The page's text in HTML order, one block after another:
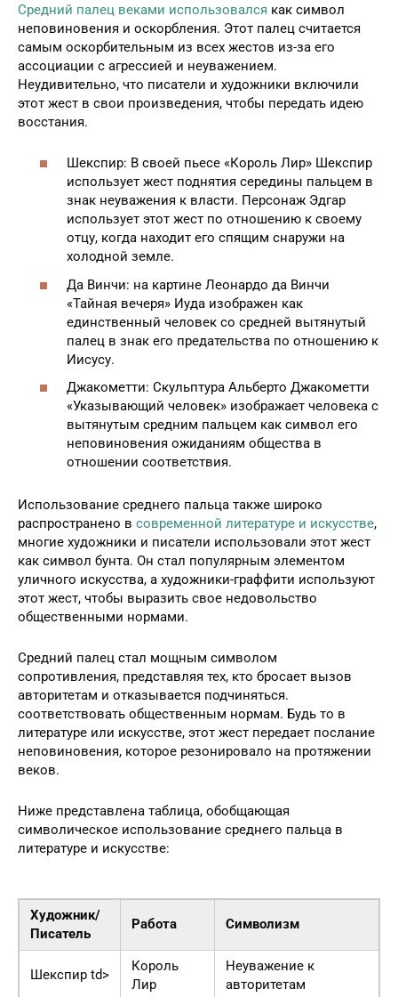
Средний палец веками использовался как символ
неповиновения и оскорбления. Этот палец считается
самым оскорбительным из всех жестов из-за его
ассоциации с агрессией и неуважением.
Неудивительно, что писатели и художники включили
этот жест в свои произведения, чтобы передать идею
восстания.
Шекспир: В своей пьесе «Король Лир» Шекспир
использует жест поднятия середины пальцем в
знак неуважения к власти. Персонаж Эдгар
использует этот жест по отношению к своему
отцу, когда находит его спящим снаружи на
холодной земле.
Да Винчи: на картине Леонардо да Винчи
«Тайная вечеря» Иуда изображен как
единственный человек со средней вытянутый
палец в знак его предательства по отношению к
Иисусу.
Джакометти: Скульптура Альберто Джакометти
«Указывающий человек» изображает человека с
вытянутым средним пальцем как символ его
неповиновения ожиданиям общества в
отношении соответствия.
Использование среднего пальца также широко
распространено в современной литературе и искусстве,
многие художники и писатели использовали этот жест
как символ бунта. Он стал популярным элементом
уличного искусства, а художники-граффити используют
этот жест, чтобы выразить свое недовольство
общественными нормами.
Средний палец стал мощным символом
сопротивления, представляя тех, кто бросает вызов
авторитетам и отказывается подчиняться.
соответствовать общественным нормам. Будь то в
литературе или искусстве, этот жест передает послание
неповиновения, которое резонировало на протяжении
веков.
Ниже представлена таблица, обобщающая
символическое использование среднего пальца в
литературе и искусстве:
Художник/
Писатель
Работа Символизм
Шекспир td>
Король
Лир
Неуважение к
авторитетам